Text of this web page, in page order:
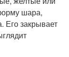
шара,
Его закрывает